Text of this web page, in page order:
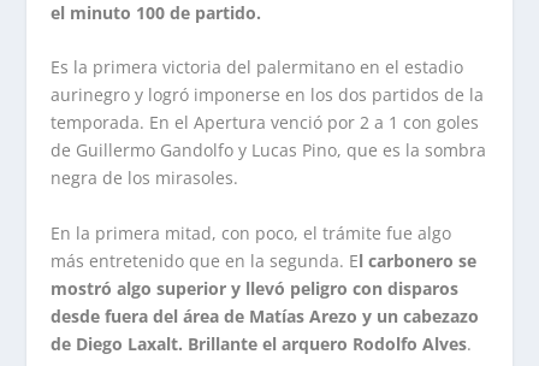
el minuto 100 de partido.
Es la primera victoria del palermitano en el estadio
aurinegro y logró imponerse en los dos partidos de la
temporada. En el Apertura venció por 2 a 1 con goles
de Guillermo Gandolfo y Lucas Pino, que es la sombra
negra de los mirasoles.
En la primera mitad, con poco, el trámite fue algo
más entretenido que en la segunda. El carbonero se
mostró algo superior y llevó peligro con disparos
desde fuera del área de Matías Arezo y un cabezazo
de Diego Laxalt. Brillante el arquero Rodolfo Alves.